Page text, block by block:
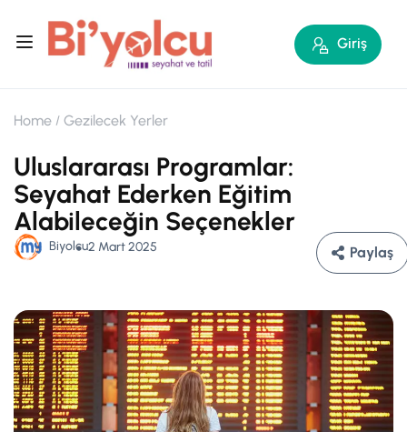
Giriş
Home Gezilecek Yerler
Uluslararası Programlar:
Seyahat Ederken Eğitim
Alabileceğin Seçenekler
Biyolcu2 Mart 2025 Paylaş